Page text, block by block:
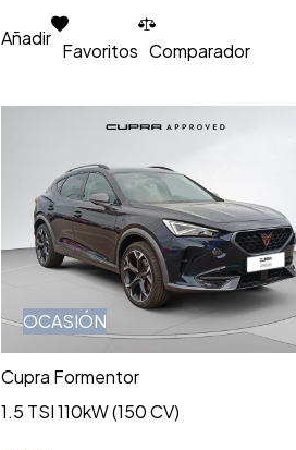
Añadir
Favoritos Comparador
OCASIÓN
Cupra Formentor
1.5 TSI 110kW (150 CV)